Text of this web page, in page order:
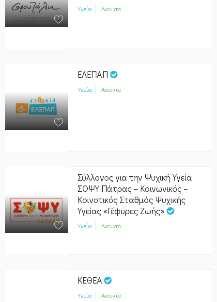
Υγεία Ανοικτό
ΕΛΕΠΑΠ
Υγεία Ανοικτό
Σύλλογος για την Ψυχική Υγεία
ΣΟΨΥ Πάτρας – Κοινωνικός –
Κοινοτικός Σταθμός Ψυχικής
Υγείας «Γέφυρες Ζωής»
Υγεία Ανοικτό
ΚΕΘΕΑ
Υγεία Ανοικτό